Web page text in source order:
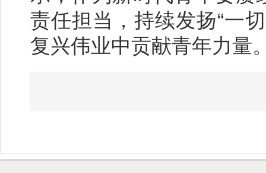
责任担当，持续发扬“一
复兴伟业中贡献青年力量